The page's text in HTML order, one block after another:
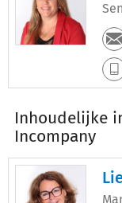
Inhoudelijke
Incompany